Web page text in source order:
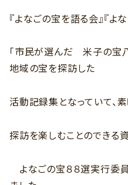
『よなごの宝を語る会』『よ
「市民が選んだ 米子の宝
地域の宝を探訪した
活動記録集となっていて、
探訪を楽しむことのできる資
よなごの宝８８選実行委